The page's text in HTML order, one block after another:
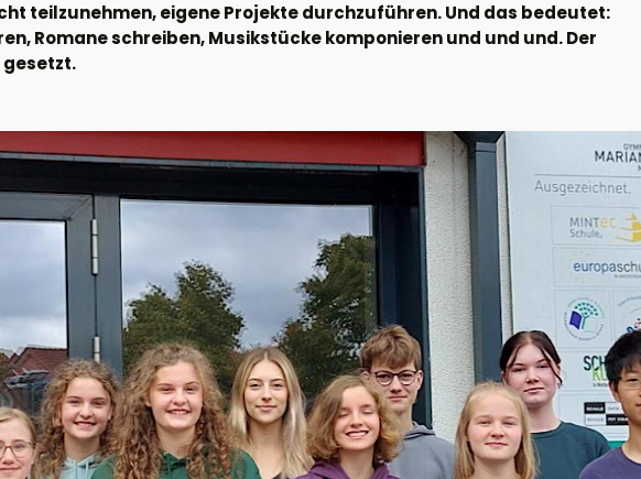
teilzunehmen, eigene Projekte durchzuführen. Und das bedeutet:
Romane schreiben, Musikstücke komponieren und und und. Der
gesetzt.